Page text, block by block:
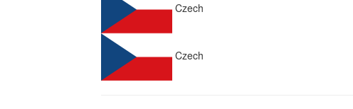
Czech
Czech